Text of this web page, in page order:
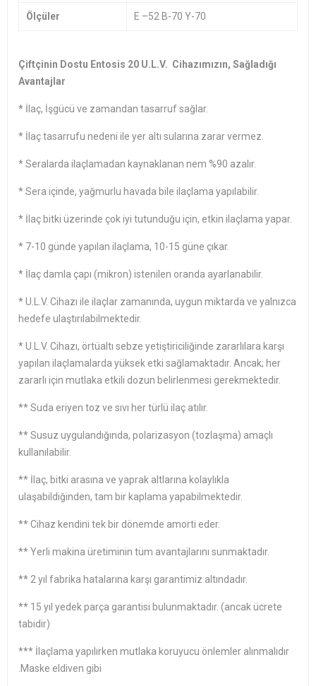
Ölçüler E –52 B-70 Y-70
Çiftçinin Dostu Entosis 20 U.L.V. Cihazımızın, Sağladığı
Avantajlar
* İlaç, İşgücü ve zamandan tasarruf sağlar.
* İlaç tasarrufu nedeni ile yer altı sularına zarar vermez.
* Seralarda ilaçlamadan kaynaklanan nem %90 azalır.
* Sera içinde, yağmurlu havada bile ilaçlama yapılabilir.
* İlaç bitki üzerinde çok iyi tutunduğu için, etkin ilaçlama yapar.
* 7-10 günde yapılan ilaçlama, 10-15 güne çıkar.
* İlaç damla çapı (mikron) istenilen oranda ayarlanabilir.
* U.L.V. Cihazı ile ilaçlar zamanında, uygun miktarda ve yalnızca
hedefe ulaştırılabilmektedir.
* U.L.V. Cihazı, örtüaltı sebze yetiştiriciliğinde zararlılara karşı
yapılan ilaçlamalarda yüksek etki sağlamaktadır. Ancak; her
zararlı için mutlaka etkili dozun belirlenmesi gerekmektedir.
** Suda eriyen toz ve sıvı her türlü ilaç atılır.
** Susuz uygulandığında, polarizasyon (tozlaşma) amaçlı
kullanılabilir.
** İlaç, bitki arasına ve yaprak altlarına kolaylıkla
ulaşabildiğinden, tam bir kaplama yapabilmektedir.
** Cihaz kendini tek bir dönemde amorti eder.
** Yerli makina üretiminin tüm avantajlarını sunmaktadır.
** 2 yıl fabrika hatalarına karşı garantimiz altındadır.
** 15 yıl yedek parça garantisi bulunmaktadır. (ancak ücrete
tabidir)
*** İlaçlama yapılırken mutlaka koruyucu önlemler alınmalıdır
.Maske eldiven gibi